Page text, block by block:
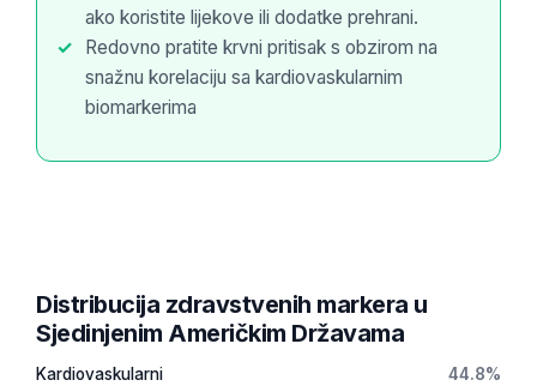
ako koristite lijekove ili dodatke prehrani.
Redovno pratite krvni pritisak s obzirom na
snažnu korelaciju sa kardiovaskularnim
biomarkerima
Distribucija zdravstvenih markera u
Sjedinjenim Američkim Državama
Kardiovaskularni 44.8%